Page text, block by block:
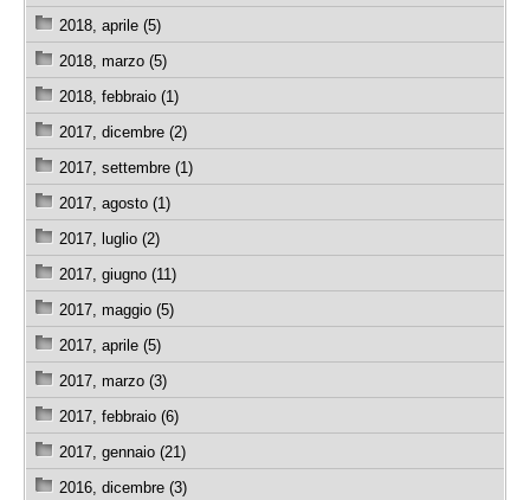
2018, aprile (5)
2018, marzo (5)
2018, febbraio (1)
2017, dicembre (2)
2017, settembre (1)
2017, agosto (1)
2017, luglio (2)
2017, giugno (11)
2017, maggio (5)
2017, aprile (5)
2017, marzo (3)
2017, febbraio (6)
2017, gennaio (21)
2016, dicembre (3)